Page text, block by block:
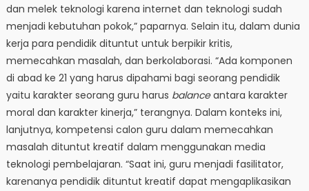
dan melek teknologi karena internet dan teknologi sudah
menjadi kebutuhan pokok,” paparnya. Selain itu, dalam dunia
kerja para pendidik dituntut untuk berpikir kritis,
memecahkan masalah, dan berkolaborasi. “Ada komponen
di abad ke 21 yang harus dipahami bagi seorang pendidik
yaitu karakter seorang guru harus balanceantara karakter
moral dan karakter kinerja,” terangnya. Dalam konteks ini,
lanjutnya, kompetensi calon guru dalam memecahkan
masalah dituntut kreatif dalam menggunakan media
teknologi pembelajaran. “Saat ini, guru menjadi fasilitator,
karenanya pendidik dituntut kreatif dapat mengaplikasikan